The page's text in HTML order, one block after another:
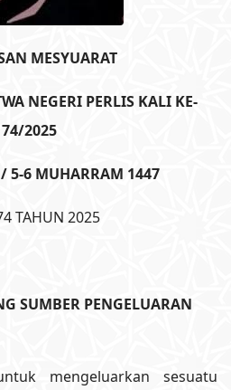
MESYUARAT
NEGERI PERLIS KALI KE-
74/2025
5-6 MUHARRAM 1447
TAHUN 2025
SUMBER PENGELUARAN
mengeluarkan sesuatu